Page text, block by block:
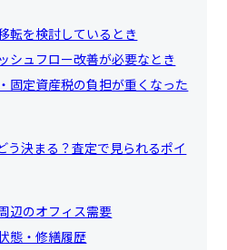
転を検討しているとき
シュフロー改善が必要なとき
固定資産税の負担が重くなった
う決まる？査定で見られるポイ
辺のオフィス需要
態・修繕履歴